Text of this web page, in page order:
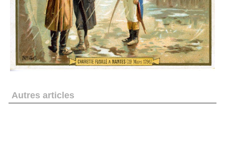
Autres articles